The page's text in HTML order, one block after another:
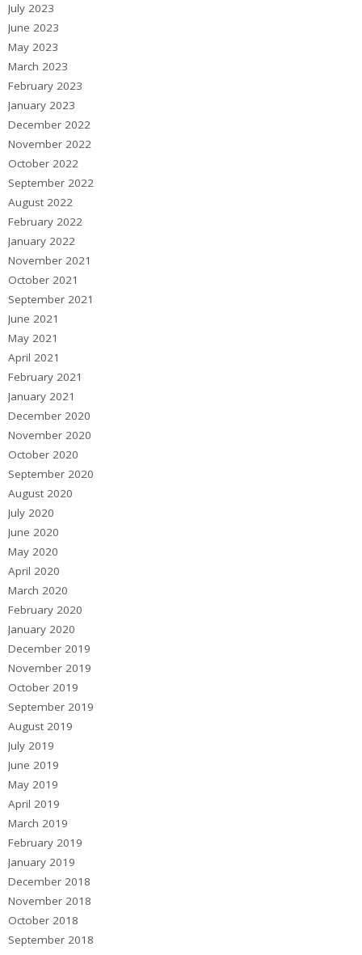
July 2023
June 2023
May 2023
March 2023
February 2023
January 2023
December 2022
November 2022
October 2022
September 2022
August 2022
February 2022
January 2022
November 2021
October 2021
September 2021
June 2021
May 2021
April 2021
February 2021
January 2021
December 2020
November 2020
October 2020
September 2020
August 2020
July 2020
June 2020
May 2020
April 2020
March 2020
February 2020
January 2020
December 2019
November 2019
October 2019
September 2019
August 2019
July 2019
June 2019
May 2019
April 2019
March 2019
February 2019
January 2019
December 2018
November 2018
October 2018
September 2018